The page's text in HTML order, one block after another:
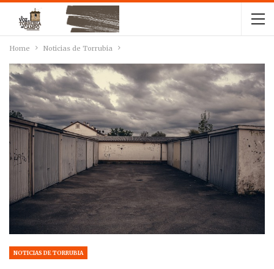
Home Noticias de Torrubia
NOTICIAS DE TORRUBIA